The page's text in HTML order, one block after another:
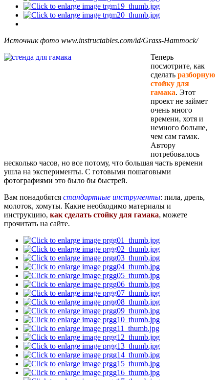
Источник фото www.instructables.com/id/Grass-Hammock/
Теперь
посмотрите, как
сделать разборную
стойку для
гамака. Этот
проект не займет
очень много
времени, хотя и
немного больше,
чем сам гамак.
Автору
потребовалось
несколько часов, но все потому, что большая часть времени
ушла на эксперименты. С готовыми пошаговыми
фотографиями это было бы быстрей.
Вам понадобятся стандартные инструменты: пила, дрель,
молоток, хомуты. Какие необходимо материалы и
инструкцию, как сделать стойку для гамака, можете
прочитать на сайте.